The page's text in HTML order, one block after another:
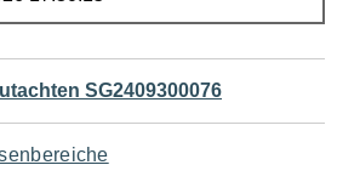
SG2409300076